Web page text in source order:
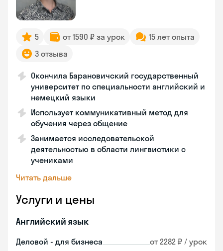
5 от 1590 ₽ за урок
15 лет опыта
3 отзыва
Окончила Барановичский государственный
университет по специальности английский и
немецкий языки
Использует коммуникативный метод для
обучения через общение
Занимается исследовательской
деятельностью в области лингвистики с
учениками
Читать дальше
Услуги и цены
Английский язык
Деловой - для бизнеса от 2282 ₽ / урок